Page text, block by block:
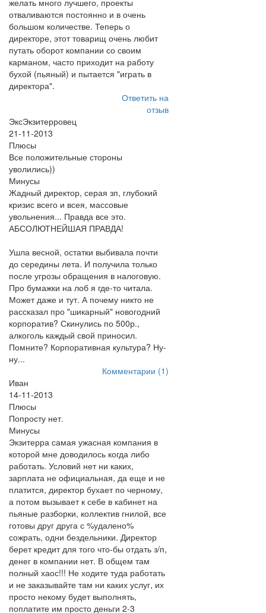
желать много лучшего, проекты
отваливаются постоянно и в очень
большом количестве. Теперь о
директоре, этот товарищ очень любит
путать оборот компании со своим
карманом, часто приходит на работу
бухой (пьяный) и пытается "играть в
директора".
Ответить на
отзыв
ЭксЭкзитерровец
21-11-2013
Плюсы
Все положительные стороны
уволились))
Минусы
Жадный директор, серая зп, глубокий
кризис всего и всея, массовые
увольнения... Правда все это.
АБСОЛЮТНЕЙШАЯ ПРАВДА!
Ушла весной, остатки выбивала почти
до середины лета. И получила только
после угрозы обращения в налоговую.
Про бумажки на лоб я где-то читала.
Может даже и тут. А почему никто не
рассказал про "шикарный" новогодний
корпоратив? Скинулись по 500р.,
алкоголь каждый свой приносил.
Помните? Корпоративная культура? Ну-
ну...
Комментарии (1)
Иван
14-11-2013
Плюсы
Попросту нет.
Минусы
Экзитерра самая ужасная компания в
которой мне доводилось когда либо
работать. Условий нет ни каких,
зарплата не официальная, да еще и не
платится, директор бухает по черному,
а потом вызывает к себе в кабинет на
пьяные разборки, коллектив гнилой, все
готовы друг друга с %удалено%
сожрать, одни бездельники. Директор
берет кредит для того что-бы отдать з/п,
денег в компании нет. В общем там
полный хаос!!! Не ходите туда работать
и не заказывайте там ни каких услуг, их
просто некому будет выполнять,
поплатите им просто деньги 2-3